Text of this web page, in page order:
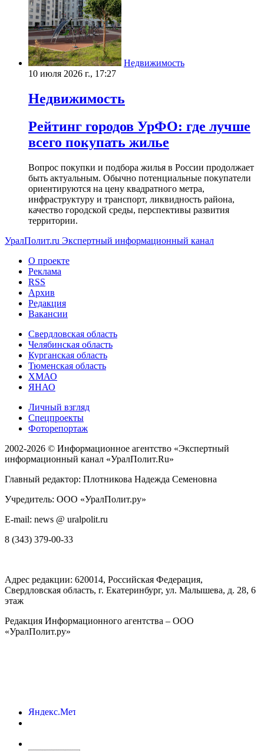
Недвижимость
10 июля 2026 г., 17:27
Недвижимость
Рейтинг городов УрФО: где лучше
всего покупать жилье
Вопрос покупки и подбора жилья в России продолжает
быть актуальным. Обычно потенциальные покупатели
ориентируются на цену квадратного метра,
инфраструктуру и транспорт, ликвидность района,
качество городской среды, перспективы развития
территории.
УралПолит.ru Экспертный информационный канал
О проекте
Реклама
RSS
Архив
Редакция
Вакансии
Свердловская область
Челябинская область
Курганская область
Тюменская область
ХМАО
ЯНАО
Личный взгляд
Спецпроекты
Фоторепортаж
2002-2026 © Информационное агентство «Экспертный
информационный канал «УралПолит.Ru»
Главный редактор: Плотникова Надежда Семеновна
Учредитель: ООО «УралПолит.ру»
E-mail: news @ uralpolit.ru
8 (343) 379-00-33
Адрес редакции: 620014, Российская Федерация,
Свердловская область, г. Екатеринбург, ул. Малышева, д. 28, 6
этаж
Редакция Информационного агентства – ООО
«УралПолит.ру»